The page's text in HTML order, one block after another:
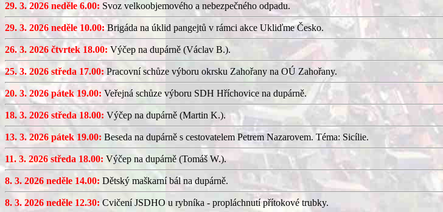
29. 3. 2026 neděle 6.00: Svoz velkoobjemového a nebezpečného odpadu.
29. 3. 2026 neděle 10.00: Brigáda na úklid pangejtů v rámci akce Ukliďme Česko.
26. 3. 2026 čtvrtek 18.00: Výčep na dupárně (Václav B.).
25. 3. 2026 středa 17.00: Pracovní schůze výboru okrsku Zahořany na OÚ Zahořany.
20. 3. 2026 pátek 19.00: Veřejná schůze výboru SDH Hříchovice na dupárně.
18. 3. 2026 středa 18.00: Výčep na dupárně (Martin K.).
13. 3. 2026 pátek 19.00: Beseda na dupárně s cestovatelem Petrem Nazarovem. Téma: Sicílie.
11. 3. 2026 středa 18.00: Výčep na dupárně (Tomáš W.).
8. 3. 2026 neděle 14.00: Dětský maškarní bál na dupárně.
8. 3. 2026 neděle 12.30: Cvičení JSDHO u rybníka - propláchnutí přítokové trubky.